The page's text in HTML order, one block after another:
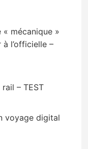
mécanique »
à l’officielle –
– TEST
voyage digital